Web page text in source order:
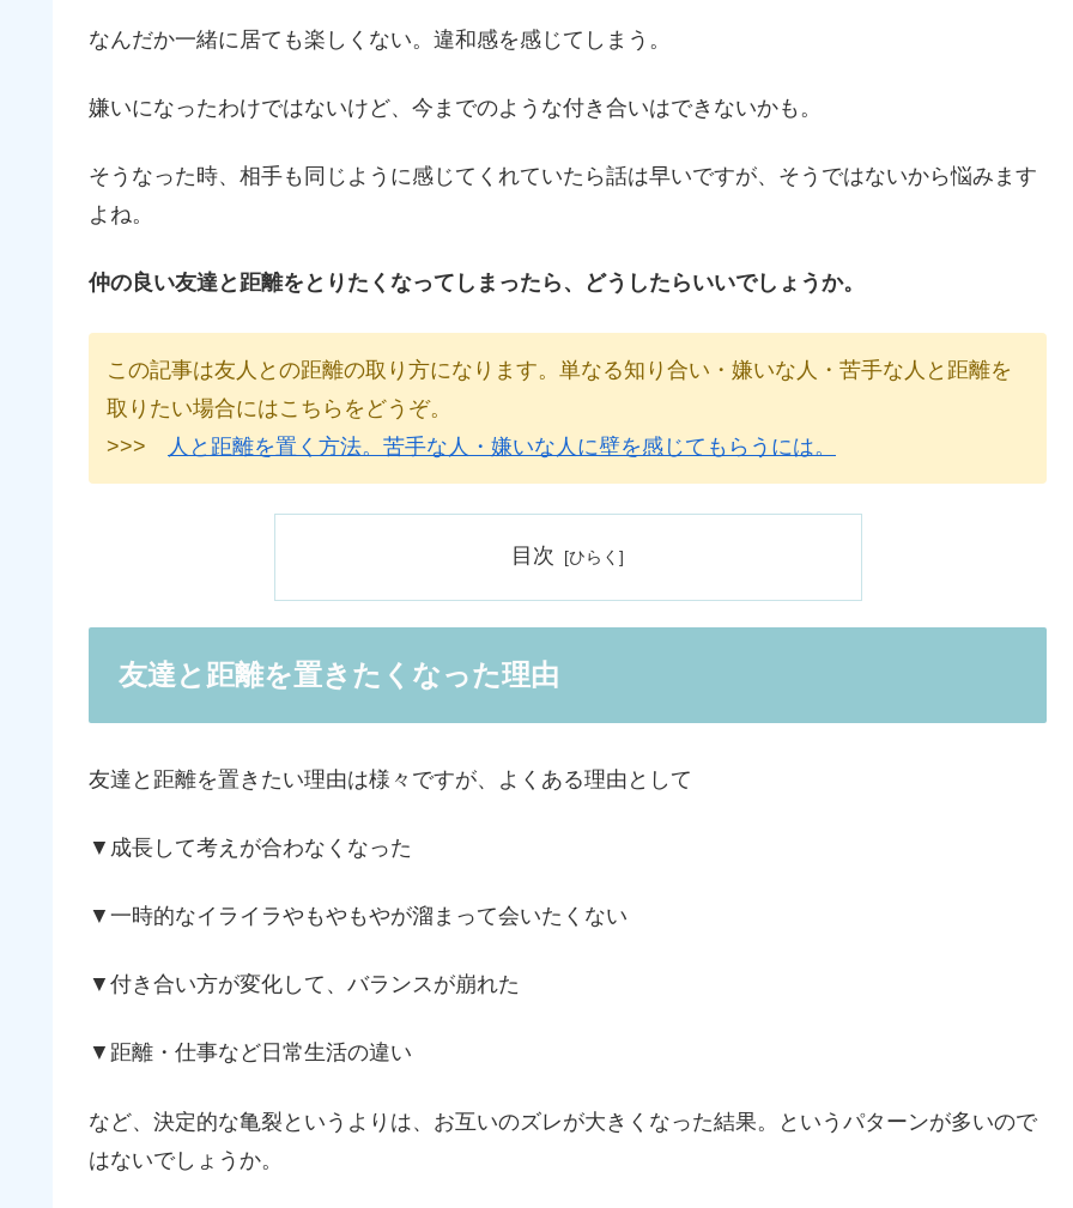
なんだか一緒に居ても楽しくない。違和感を感じてしまう。
嫌いになったわけではないけど、今までのような付き合いはできないかも。
そうなった時、相手も同じように感じてくれていたら話は早いですが、そうではないから悩みます
よね。
仲の良い友達と距離をとりたくなってしまったら、どうしたらいいでしょうか。
この記事は友人との距離の取り方になります。単なる知り合い・嫌いな人・苦手な人と距離を
取りたい場合にはこちらをどうぞ。
>>>
人と距離を置く方法。苦手な人・嫌いな人に壁を感じてもらうには。
目次
友達と距離を置きたくなった理由
友達と距離を置きたい理由は様々ですが、よくある理由として
▼成長して考えが合わなくなった
▼一時的なイライラやもやもやが溜まって会いたくない
▼付き合い方が変化して、バランスが崩れた
▼距離・仕事など日常生活の違い
など、決定的な亀裂というよりは、お互いのズレが大きくなった結果。というパターンが多いので
はないでしょうか。